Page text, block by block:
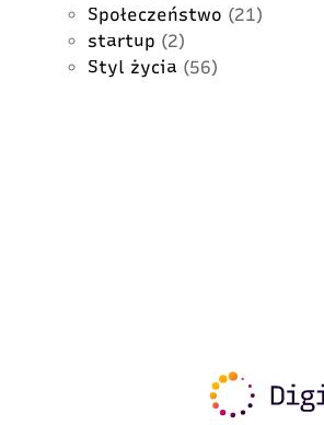
Społeczeństwo (21)
startup (2)
Styl życia (56)